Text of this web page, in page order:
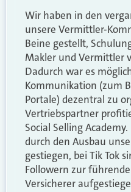
Wir haben in den
unsere Vermittler-
Beine gestellt,
Makler und Vermittler
Dadurch war es
Kommunikation (zum
Portale) dezentral zu
Vertriebspartner
Social Selling
durch den Ausbau
gestiegen, bei Tik Tok
Followern zur
Versicherer